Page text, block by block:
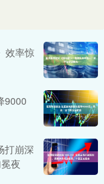
效率惊
9000
打崩深
夜